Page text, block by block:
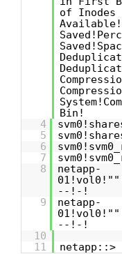
of Inodes
Bin!
4
5
6
7
8
netapp-
--!-!
9
netapp-
--!-!
10
11
netapp::>